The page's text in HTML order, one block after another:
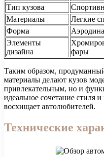
Тип кузова
Материалы
Легкие
Форма
Элементы
дизайна
фары
Таким образом,
материалы делают кузов
привлекательным, но и
идеальное сочетание стиля
восхищает автолюбителей.
Технические